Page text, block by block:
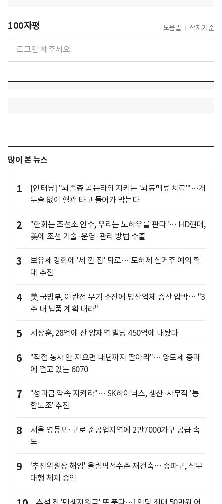
100자평 도움말 삭제기준
많이 본 뉴스
1
[인터뷰] "뇌졸중 골든타임 지키는 '뇌동맥류 치료'"…개
두술 없이 혈관 타고 들어가 막는다
2
"한화는 조선소 인수, 우리는 노하우를 판다"… HD현대,
美에 조선 기술·운영·관리 방법 수출
3
보유세 강화에 '세 낀 집' 퇴로… 토허제 실거주 예외 확
대 추진
4
美 국방부, 이란전 무기 소진에 방산업체 증산 압박… "3
주 내 납품 계획 내라"
5 서장훈, 28억에 산 양재역 빌딩 450억에 내놨다
6
"직접 농사 안 지으면 내년까지 팔아라"… 양도세 중과
에 떨고 있는 6070
7
"성과급 약속 지켜라"… SK하이닉스, 생산·사무직 '통
합노조' 추진
8
서울 영등포·구로 준공업지역에 2만7000가구 공급 속
도
9
'추진위원장 해임' 올림픽선수촌 재건축… 송파구, 직무
대행 체제 승인